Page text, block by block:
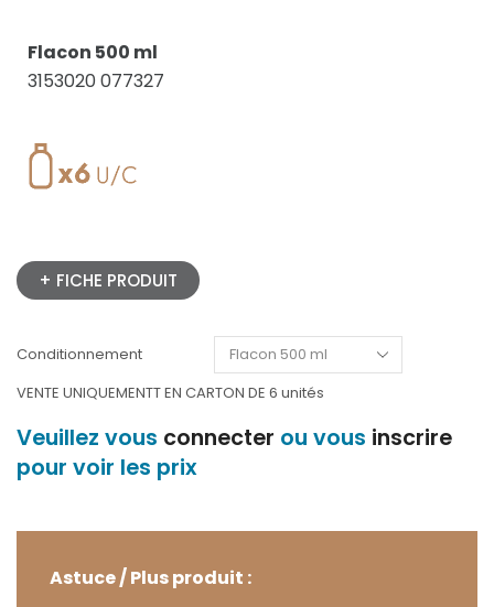
Flacon 500 ml
3153020 077327
+ FICHE PRODUIT
Conditionnement
VENTE UNIQUEMENTT EN CARTON DE 6 unités
Veuillez vous connecter ou vous inscrire
pour voir les prix
Astuce / Plus produit :